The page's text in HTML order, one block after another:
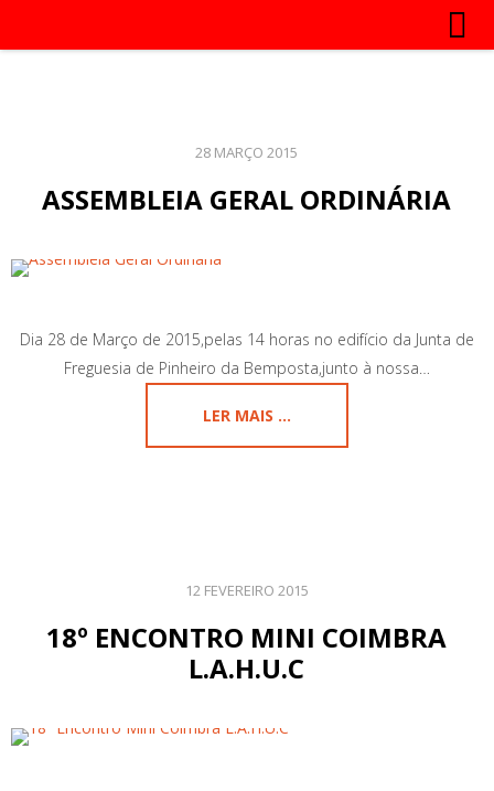
28 MARÇO 2015
ASSEMBLEIA GERAL ORDINÁRIA
Dia 28 de Março de 2015,pelas 14 horas no edifício da Junta de
Freguesia de Pinheiro da Bemposta,junto à nossa…
LER MAIS ...
12 FEVEREIRO 2015
18º ENCONTRO MINI COIMBRA
L.A.H.U.C